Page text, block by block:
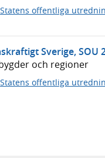
Statens offentliga
Sverige, SOU
och regioner
Statens offentliga